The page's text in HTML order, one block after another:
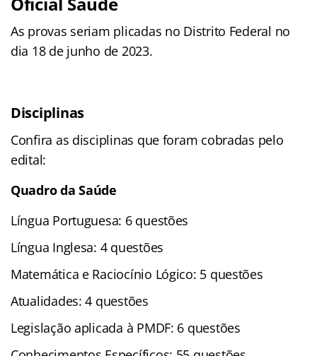
As provas seriam plicadas no Distrito Federal no
dia 18 de junho de 2023.
Disciplinas
Confira as disciplinas que foram cobradas pelo
edital:
Quadro da Saúde
Língua Portuguesa: 6 questões
Língua Inglesa: 4 questões
Matemática e Raciocínio Lógico: 5 questões
Atualidades: 4 questões
Legislação aplicada à PMDF: 6 questões